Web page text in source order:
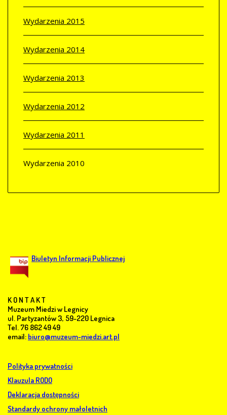
Wydarzenia 2015
Wydarzenia 2014
Wydarzenia 2013
Wydarzenia 2012
Wydarzenia 2011
Wydarzenia 2010
Biuletyn Informacji Publicznej
K O N T A K T
Muzeum Miedzi w Legnicy
ul. Partyzantów 3, 59-220 Legnica
Tel. 76 862 49 49
email: biuro@muzeum-miedzi.art.pl
Polityka prywatności
Klauzula RODO
Deklaracja dostępności
Standardy ochrony małoletnich